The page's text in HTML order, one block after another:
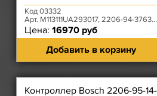
Код 03332
Арт. M113111UA293017, 2206-94-3763011-00, 575.3763000
Цена: 16970 руб
Добавить в корзину
Контроллер Bosch 2206-95-14-